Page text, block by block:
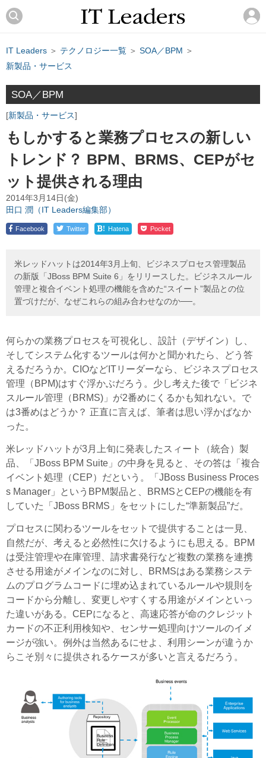
IT Leaders ＞ テクノロジー一覧 ＞ SOA／BPM ＞
新製品・サービス
SOA／BPM
新製品・サービス
もしかすると業務プロセスの新しい
トレンド？ BPM、BRMS、CEPがセ
ット提供される理由
2014年3月14日(金)
田口 潤（IT Leaders編集部）
Facebook Twitter ! Hatena Pocket
米レッドハットは2014年3月上旬、ビジネスプロセス管理製品
の新版「JBoss BPM Suite 6」をリリースした。ビジネスルール
管理と複合イベント処理の機能を含めた“スイート”製品との位
置づけだが、なぜこれらの組み合わせなのか──。
何らかの業務プロセスを可視化し、設計（デザイン）し、
そしてシステム化するツールは何かと聞かれたら、どう答
えるだろうか。CIOなどITリーダーなら、ビジネスプロセス
管理（BPM)はすぐ浮かぶだろう。少し考えた後で「ビジネ
スルール管理（BRMS)」が2番めにくるかも知れない。で
は3番めはどうか？ 正直に言えば、筆者は思い浮かばなか
った。
米レッドハットが3月上旬に発表したスィート（統合）製
品、「JBoss BPM Suite」の中身を見ると、その答は「複合
イベント処理（CEP）だという。「JBoss Business Proces
s Manager」というBPM製品と、BRMSとCEPの機能を有
していた「JBoss BRMS」をセットにした“準新製品”だ。
プロセスに関わるツールをセットで提供することは一見、
自然だが、考えると必然性に欠けるようにも思える。BPM
は受注管理や在庫管理、請求書発行など複数の業務を連携
させる用途がメインなのに対し、BRMSはある業務システ
ムのプログラムコードに埋め込まれているルールや規則を
コードから分離し、変更しやすくする用途がメインといっ
た違いがある。CEPになると、高速応答が命のクレジット
カードの不正利用検知や、センサー処理向けツールのイメ
ージが強い。例外は当然あるにせよ、利用シーンが違うか
らこそ別々に提供されるケースが多いと言えるだろう。